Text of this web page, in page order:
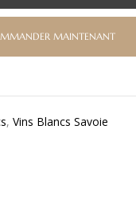
MAINTENANT
, Vins Blancs Savoie